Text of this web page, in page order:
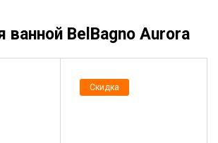
ванной BelBagno Aurora
Скидка